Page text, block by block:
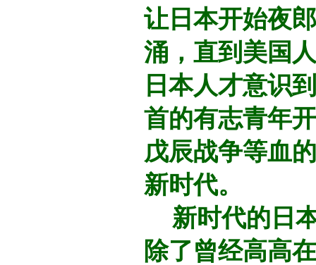
让日本开始夜
涌，直到美国
日本人才意识
首的有志青年
戊辰战争等血
新时代。
新时代的日
除了曾经高高